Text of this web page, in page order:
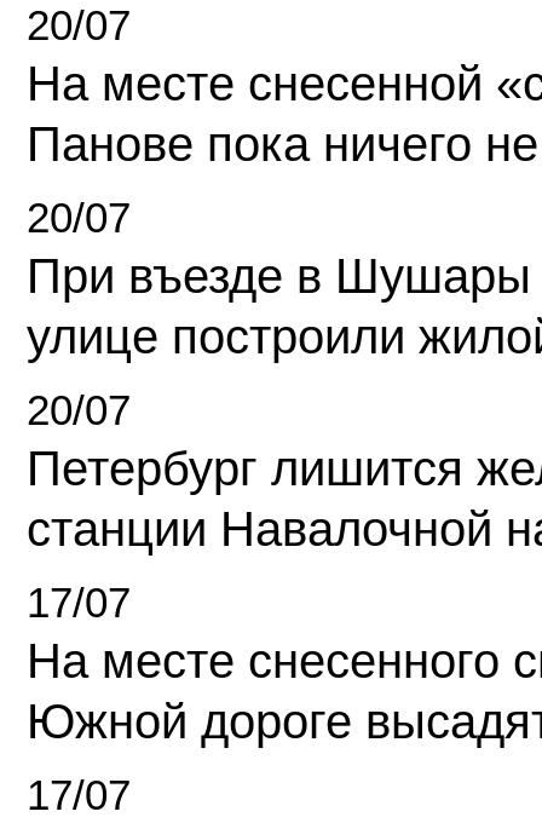
20/07
На месте снесенной
Панове пока ничего
20/07
При въезде в Шушары
улице построили
20/07
Петербург лишится
станции Навалочной
17/07
На месте снесенного
Южной дороге
17/07